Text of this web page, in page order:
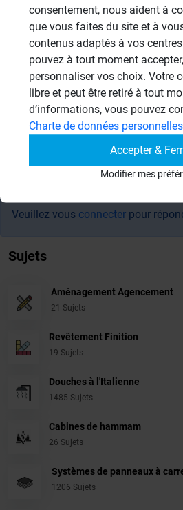
avec une colle à
Cordialement,
Francis Dumas, Wedi
Résultats - page 1 (5
Veuillez vous connecter pour
Sujets
Aménagement Agencement
21 Sujets
Revêtement Finition
19 Sujets
Douches à l'Italienne
1485 Sujets
Cabines de hammam
26 Sujets
Systèmes de panneaux à
1206 Sujets
consentement, nous aident à
que vous faites du site et à
contenus adaptés à vos
pouvez à tout moment
personnaliser vos choix. Votre
libre et peut être retiré à tout
d’informations, vous pouvez
Charte de données
Accepter &
Modifier mes